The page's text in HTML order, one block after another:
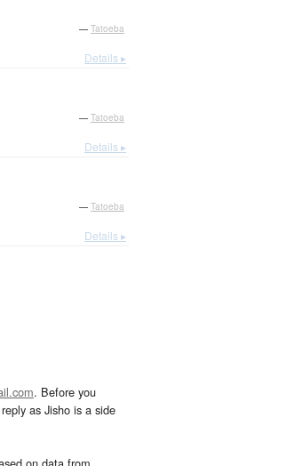
— Tatoeba
Details ▸
— Tatoeba
Details ▸
— Tatoeba
Details ▸
. Before you
as Jisho is a side